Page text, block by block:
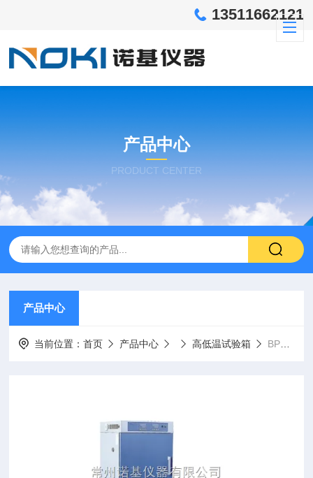
13511662121
产品中心
PRODUCT CENTER
产品中心
当前位置：首页 产品中心 高低温试验箱 BPHJS-120B诺基仪器品牌高低温交变湿热试验箱BPHJS-120B可比进口产品